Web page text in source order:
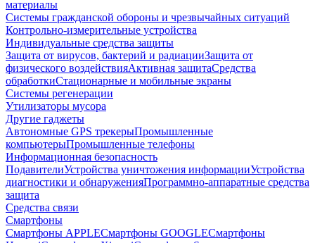
материалы
Системы гражданской обороны и чрезвычайных ситуаций
Контрольно-измерительные устройства
Индивидуальные средства защиты
Защита от вирусов, бактерий и радиацииЗащита от
физического воздействияАктивная защитаСредства
обработкиСтационарные и мобильные экраны
Системы регенерации
Утилизаторы мусора
Другие гаджеты
Автономные GPS трекерыПромышленные
компьютерыПромышленные телефоны
Информационная безопасность
ПодавителиУстройства уничтожения информацииУстройства
диагностики и обнаруженияПрограммно-аппаратные средства
защита
Средства связи
Смартфоны
Смартфоны APPLEСмартфоны GOOGLEСмартфоны